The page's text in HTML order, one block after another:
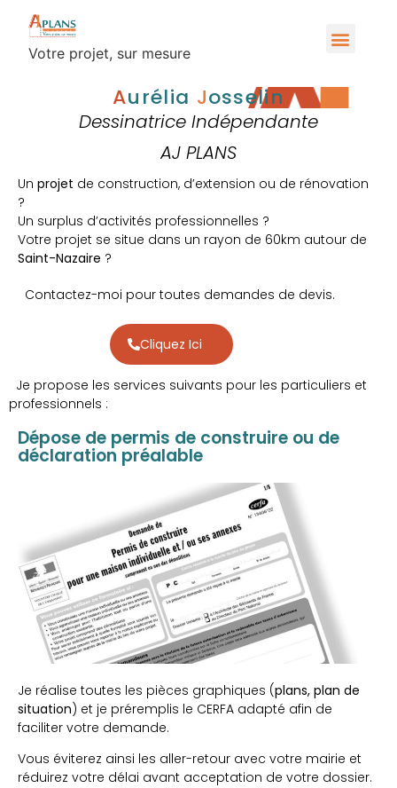
Votre projet, sur mesure
AUrélia JOsselin
Dessinatrice Indépendante
AJ PLANS
Un projet de construction, d’extension ou de rénovation
?
Un surplus d’activités professionnelles ?
Votre projet se situe dans un rayon de 60km autour de
Saint-Nazaire ?
Contactez-moi pour toutes demandes de devis.
Cliquez Ici
Je propose les services suivants pour les particuliers et
professionnels :
Dépose de permis de construire ou de
déclaration préalable
Je réalise toutes les pièces graphiques (plans, plan de
situation) et je préremplis le CERFA adapté afin de
faciliter votre demande.
Vous éviterez ainsi les aller-retour avec votre mairie et
réduirez votre délai avant acceptation de votre dossier.